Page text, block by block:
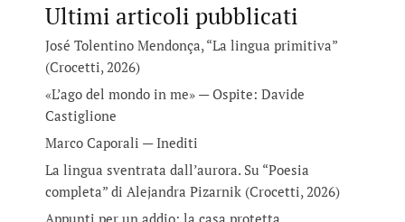
Ultimi articoli pubblicati
José Tolentino Mendonça, “La lingua primitiva”
(Crocetti, 2026)
«L’ago del mondo in me» — Ospite: Davide
Castiglione
Marco Caporali — Inediti
La lingua sventrata dall’aurora. Su “Poesia
completa” di Alejandra Pizarnik (Crocetti, 2026)
Appunti per un addio: la casa protetta